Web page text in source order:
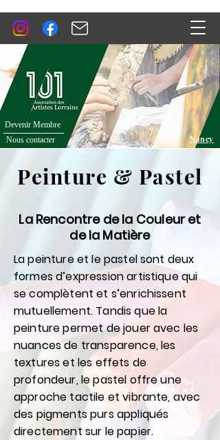
Devenir Membre
Nous contacter
Nancy
Peinture & Pastel
La Rencontre de la Couleur et
de la Matière
La peinture et le pastel sont deux
formes d’expression artistique qui
se complètent et s’enrichissent
mutuellement. Tandis que la
peinture permet de jouer avec les
nuances de transparence, les
textures et les effets de
profondeur, le pastel offre une
approche tactile et vibrante, avec
des pigments purs appliqués
directement sur le papier.